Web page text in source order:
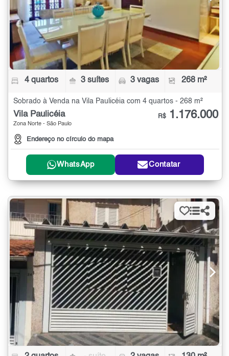
4 quartos 3 suítes 3 vagas 268 m²
Sobrado à Venda na Vila Paulicéia com 4 quartos - 268 m²
Vila Paulicéia
Zona Norte - São Paulo
Endereço no círculo do mapa
R$ 1.176.000
WhatsApp Contatar